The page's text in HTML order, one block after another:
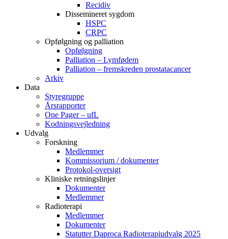
Recidiv
Dissemineret sygdom
HSPC
CRPC
Opfølgning og palliation
Opfølgning
Palliation – Lymfødem
Palliation – fremskreden prostatacancer
Arkiv
Data
Styregruppe
Årsrapporter
One Pager – ufL
Kodningsvejledning
Udvalg
Forskning
Medlemmer
Kommissorium / dokumenter
Protokol-oversigt
Kliniske retningslinjer
Dokumenter
Medlemmer
Radioterapi
Medlemmer
Dokumenter
Statutter Daproca Radioterapiudvalg 2025